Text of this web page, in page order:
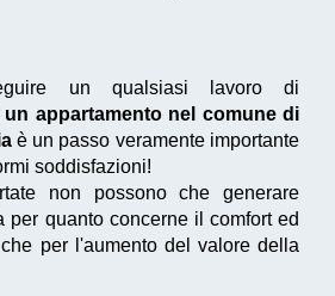
un qualsiasi lavoro di
appartamento nel comune di
è un passo veramente importante
soddisfazioni!
non possono che generare
per quanto concerne il comfort ed
per l'aumento del valore della